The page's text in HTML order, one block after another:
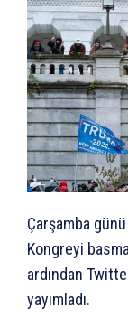
Çarşamba
Kongreyi
ardından
yayımladı.